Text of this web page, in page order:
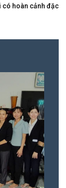
có hoàn cảnh đặc